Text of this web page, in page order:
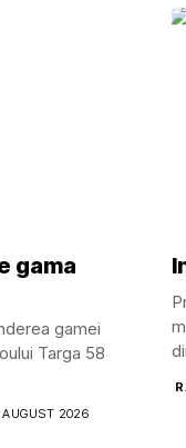
gama
gamei
Targa 58
AUGUST 2026